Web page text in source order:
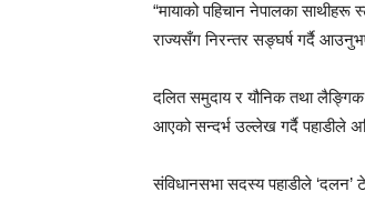
“मायाको पहिचान नेपालका
राज्यसँग निरन्तर सङ्घर्ष गर्दै
दलित समुदाय र यौनिक तथा
आएको सन्दर्भ उल्लेख गर्दै पहाडीले
संविधानसभा सदस्य पहाडीले ‘दलन’